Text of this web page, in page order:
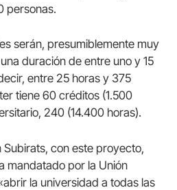
personas.
serán, presumiblemente muy
duración de entre uno y 15
entre 25 horas y 375
tiene 60 créditos (1.500
240 (14.400 horas).
Subirats, con este proyecto,
mandatado por la Unión
la universidad a todas las